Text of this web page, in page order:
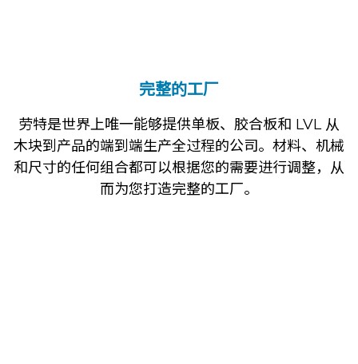
完整的工厂
劳特是世界上唯一能够提供单板、胶合板和 LVL 从
木块到产品的端到端生产全过程的公司。材料、机械
和尺寸的任何组合都可以根据您的需要进行调整，从
而为您打造完整的工厂。